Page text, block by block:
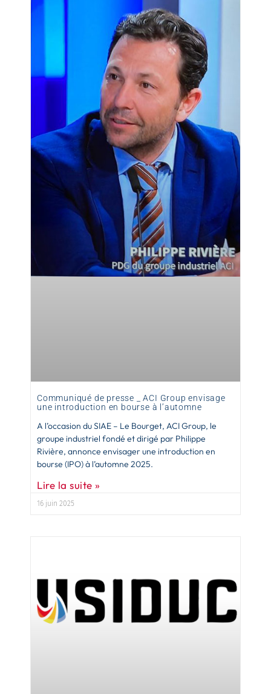
Communiqué de presse _ ACI Group envisage
une introduction en bourse à l’automne
A l’occasion du SIAE – Le Bourget, ACI Group, le
groupe industriel fondé et dirigé par Philippe
Rivière, annonce envisager une introduction en
bourse (IPO) à l’automne 2025.
Lire la suite »
16 juin 2025